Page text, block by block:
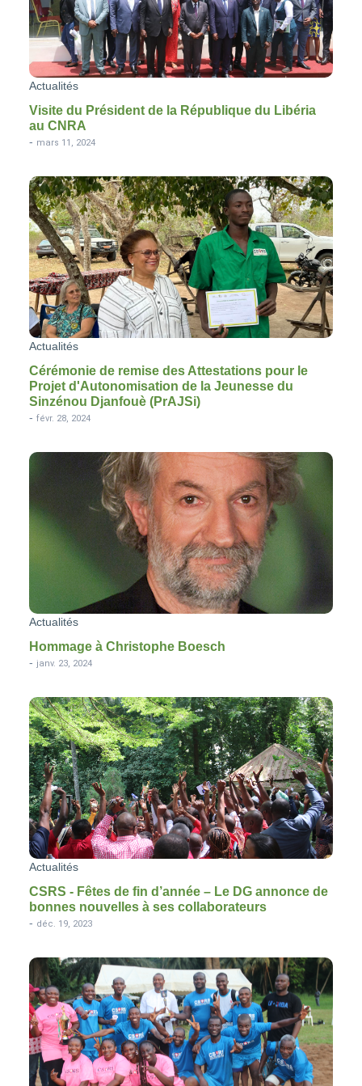
Actualités
Visite du Président de la République du Libéria
au CNRA
- mars 11, 2024
Actualités
Cérémonie de remise des Attestations pour le
Projet d'Autonomisation de la Jeunesse du
Sinzénou Djanfouè (PrAJSi)
- févr. 28, 2024
Actualités
Hommage à Christophe Boesch
- janv. 23, 2024
Actualités
CSRS - Fêtes de fin d’année – Le DG annonce de
bonnes nouvelles à ses collaborateurs
- déc. 19, 2023